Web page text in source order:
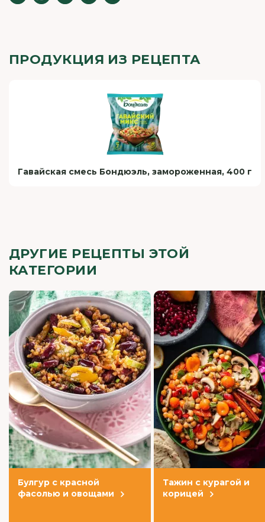
ПРОДУКЦИЯ ИЗ РЕЦЕПТА
Гавайская смесь Бондюэль, замороженная, 400 г
ДРУГИЕ РЕЦЕПТЫ ЭТОЙ
КАТЕГОРИИ
Булгур с красной
фасолью и овощами
Тажин с курагой и
корицей